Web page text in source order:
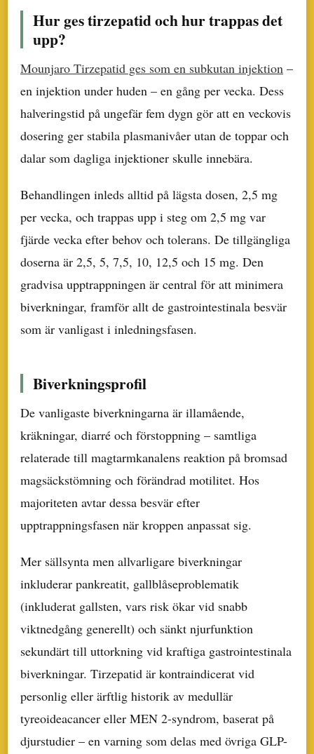
Hur ges tirzepatid och hur trappas det
upp?
Mounjaro Tirzepatid ges som en subkutan injektion –
en injektion under huden – en gång per vecka. Dess
halveringstid på ungefär fem dygn gör att en veckovis
dosering ger stabila plasmanivåer utan de toppar och
dalar som dagliga injektioner skulle innebära.
Behandlingen inleds alltid på lägsta dosen, 2,5 mg
per vecka, och trappas upp i steg om 2,5 mg var
fjärde vecka efter behov och tolerans. De tillgängliga
doserna är 2,5, 5, 7,5, 10, 12,5 och 15 mg. Den
gradvisa upptrappningen är central för att minimera
biverkningar, framför allt de gastrointestinala besvär
som är vanligast i inledningsfasen.
Biverkningsprofil
De vanligaste biverkningarna är illamående,
kräkningar, diarré och förstoppning – samtliga
relaterade till magtarmkanalens reaktion på bromsad
magsäckstömning och förändrad motilitet. Hos
majoriteten avtar dessa besvär efter
upptrappningsfasen när kroppen anpassat sig.
Mer sällsynta men allvarligare biverkningar
inkluderar pankreatit, gallblåseproblematik
(inkluderat gallsten, vars risk ökar vid snabb
viktnedgång generellt) och sänkt njurfunktion
sekundärt till uttorkning vid kraftiga gastrointestinala
biverkningar. Tirzepatid är kontraindicerat vid
personlig eller ärftlig historik av medullär
tyreoideacancer eller MEN 2-syndrom, baserat på
djurstudier – en varning som delas med övriga GLP-